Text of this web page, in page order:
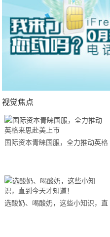
视觉焦点
国际资本青睐国服，全力推动英格
选酸奶、喝酸奶，这些小知识，直